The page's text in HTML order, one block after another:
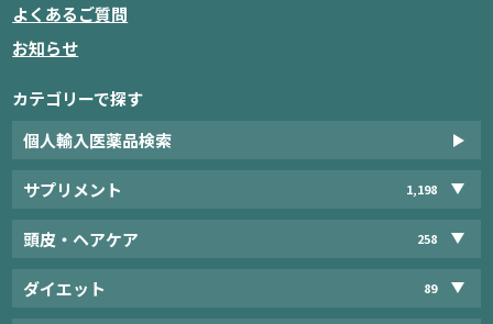
よくあるご質問
お知らせ
カテゴリーで探す
個人輸入医薬品検索
サプリメント 1,198
頭皮・ヘアケア 258
ダイエット 89